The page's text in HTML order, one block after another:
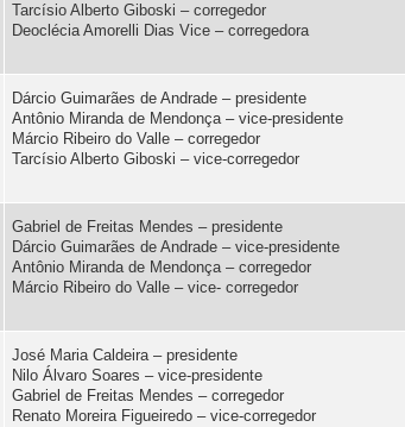
Tarcísio Alberto Giboski – corregedor
Deoclécia Amorelli Dias Vice – corregedora
Dárcio Guimarães de Andrade – presidente
Antônio Miranda de Mendonça – vice-presidente
Márcio Ribeiro do Valle – corregedor
Tarcísio Alberto Giboski – vice-corregedor
Gabriel de Freitas Mendes – presidente
Dárcio Guimarães de Andrade – vice-presidente
Antônio Miranda de Mendonça – corregedor
Márcio Ribeiro do Valle – vice- corregedor
José Maria Caldeira – presidente
Nilo Álvaro Soares – vice-presidente
Gabriel de Freitas Mendes – corregedor
Renato Moreira Figueiredo – vice-corregedor